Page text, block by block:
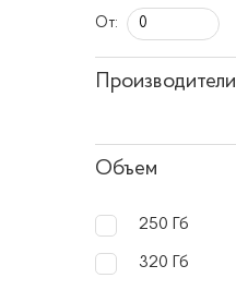
От:
Производители
Объем
250 Гб
320 Гб